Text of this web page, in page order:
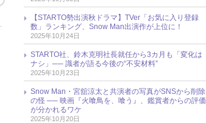
【STARTO勢出演秋ドラマ】TVer「お気に入り登録
数」ランキング、Snow Man出演作が上位に！
2025年10月24日
STARTO社、鈴木克明社長就任から3カ月も「変化は
ナシ」── 識者が語る今後の“不安材料”
2025年10月23日
Snow Man・宮舘涼太と共演者の写真がSNSから削除
の怪 ── 映画『火喰鳥を、喰う』、鑑賞者からの評価
が分かれるワケ
2025年10月20日